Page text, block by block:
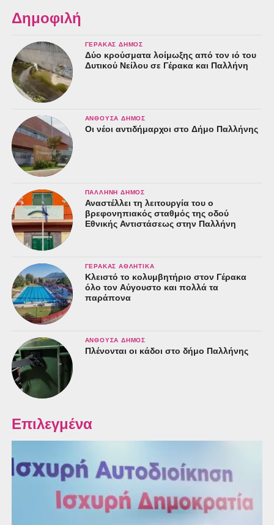
Δημοφιλή
ΓΈΡΑΚΑΣ ΔΉΜΟΣ
Δύο κρούσματα λοίμωξης από τον ιό του
Δυτικού Νείλου σε Γέρακα και Παλλήνη
ΑΝΘΟΎΣΑ ΔΉΜΟΣ
Οι νέοι αντιδήμαρχοι στο Δήμο Παλλήνης
ΠΑΛΛΉΝΗ ΔΉΜΟΣ
Αναστέλλει τη λειτουργία του ο
βρεφονηπιακός σταθμός της οδού
Εθνικής Αντιστάσεως στην Παλλήνη
ΓΈΡΑΚΑΣ ΑΘΛΗΤΙΚΆ
Κλειστό το κολυμβητήριο στον Γέρακα
όλο τον Αύγουστο και πολλά τα
παράπονα
ΑΝΘΟΎΣΑ ΔΉΜΟΣ
Πλένονται οι κάδοι στο δήμο Παλλήνης
Επιλεγμένα